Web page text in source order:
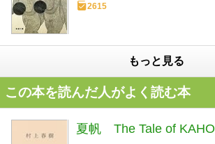
2615
もっと見る
この本を読んだ人がよく読む本
夏帆 The Tale of KAHO